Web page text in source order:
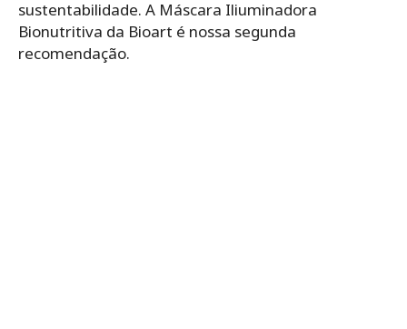
sustentabilidade. A Máscara Iliuminadora
Bionutritiva da Bioart é nossa segunda
recomendação.